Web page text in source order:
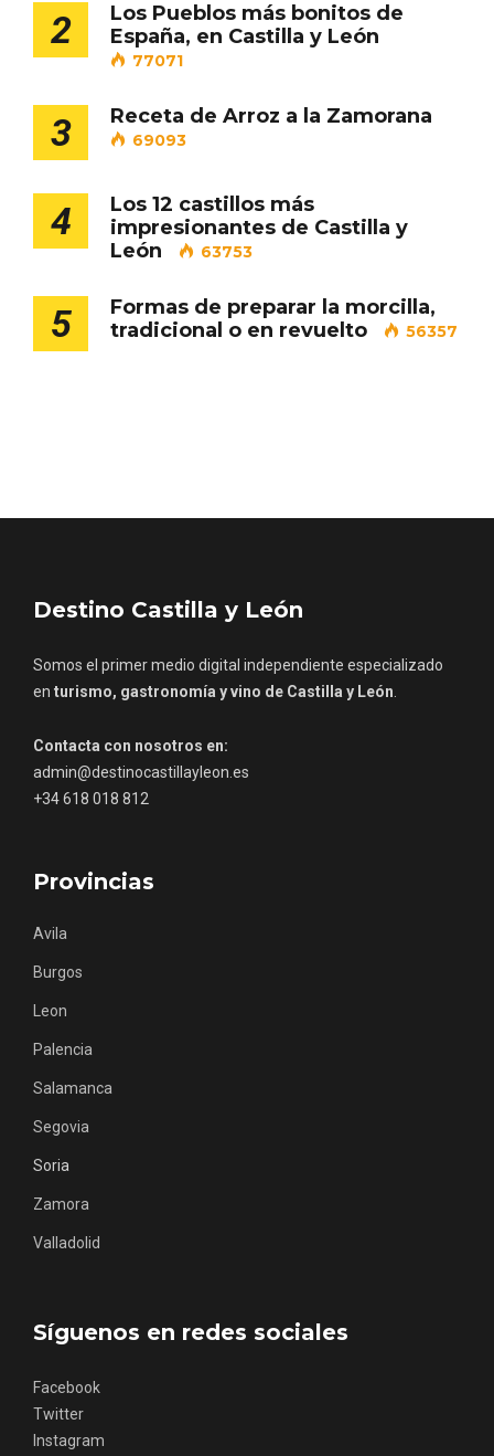
2
Los Pueblos más bonitos de
España, en Castilla y León
77071
3 Receta de Arroz a la Zamorana
69093
4
Los 12 castillos más
impresionantes de Castilla y
León
63753
5
Formas de preparar la morcilla,
tradicional o en revuelto
56357
Destino Castilla y León
Somos el primer medio digital independiente especializado
en turismo, gastronomía y vino de Castilla y León
Contacta con nosotros en:
admin@destinocastillayleon.es
+34 618 018 812
Provincias
Avila
Burgos
Leon
Palencia
Salamanca
Segovia
Soria
Zamora
Valladolid
Síguenos en redes sociales
Facebook
Twitter
Instagram
Los Pueblos más bonitos de España, en
Castilla y León
Roa
Fermoselle, ella la bella, el balcón de los
Arribes